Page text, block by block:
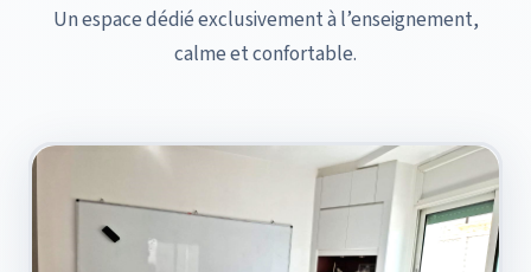
Un espace dédié exclusivement à l’enseignement,
calme et confortable.